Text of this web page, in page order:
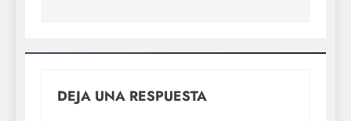
DEJA UNA RESPUESTA